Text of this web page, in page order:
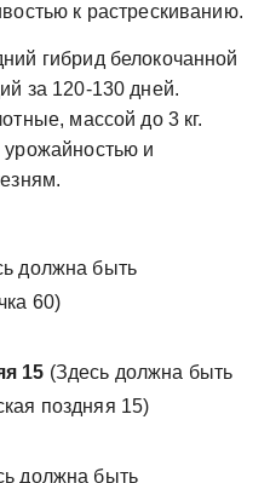
к растрескиванию.
гибрид белокочанной
за 120-130 дней.
массой до 3 кг.
и
должна быть
60)
15 (Здесь должна быть
поздняя 15)
должна быть